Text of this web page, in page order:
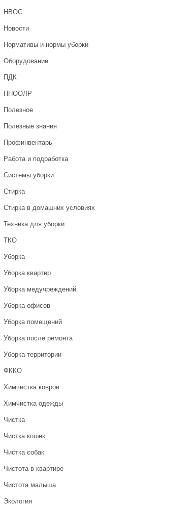
НВОС
Новости
Нормативы и нормы уборки
Оборудование
ПДК
ПНООЛР
Полезное
Полезные знания
Профинвентарь
Работа и подработка
Системы уборки
Стирка
Стирка в домашних условиях
Техника для уборки
ТКО
Уборка
Уборка квартир
Уборка медучреждений
Уборка офисов
Уборка помещений
Уборка после ремонта
Уборка территории
ФККО
Химчистка ковров
Химчистка одежды
Чистка
Чистка кошек
Чистка собак
Чистота в квартире
Чистота малыша
Экология